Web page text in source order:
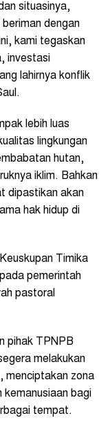
situasinya,
dengan
kami tegaskan
investasi
lahirnya konflik
lebih luas
lingkungan
hutan,
iklim. Bahkan
dipastikan akan
hak hidup di
Timika
pemerintah
pastoral
pihak TPNPB
melakukan
menciptakan zona
kemanusiaan bagi
tempat.